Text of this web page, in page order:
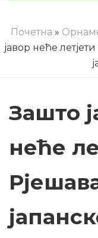
Почетна »
јавор неће
Зашто
неће